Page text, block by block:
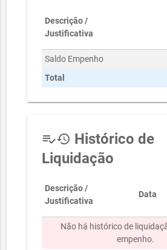
Descrição /
Justificativa
Saldo Empenho
Total
playlist_add_checkhistory Histórico de
Liquidação
Descrição /
Justificativa
Data
Não há histórico de
empenho.